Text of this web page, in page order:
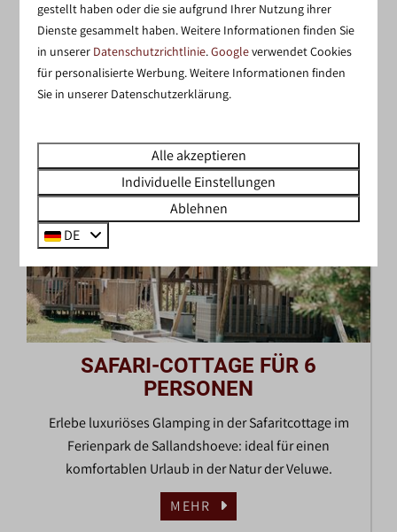
einer geräumigen Unterkunft für 6 Personen mit
modernen Annehmlichkeiten und einer
wunderschönen Lage in der Natur.
MEHR
SAFARI-COTTAGE FÜR 6
PERSONEN
Erlebe luxuriöses Glamping in der Safaritcottage im
Ferienpark de Sallandshoeve: ideal für einen
komfortablen Urlaub in der Natur der Veluwe.
MEHR
gestellt haben oder die sie aufgrund Ihrer Nutzung ihrer
Dienste gesammelt haben. Weitere Informationen finden Sie
in unserer Datenschutzrichtlinie.Googleverwendet Cookies
für personalisierte Werbung. Weitere Informationen finden
Sie in unserer Datenschutzerklärung.
Alle akzeptieren
Individuelle Einstellungen
Ablehnen
DE